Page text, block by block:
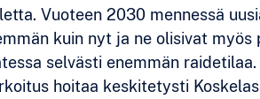
Vuoteen 2030 mennessä
kuin nyt ja ne olisivat myös
selvästi enemmän
hoitaa keskitetysti